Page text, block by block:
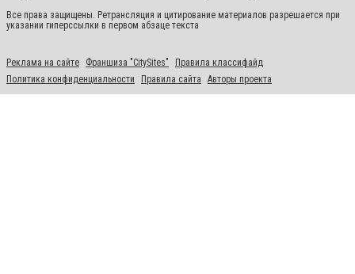
Все права защищены. Ретрансляция и цитирование материалов разрешается при
указании гиперссылки в первом абзаце текста
Реклама на сайте Франшиза "CitySites"
Правила классифайд
Политика конфиденциальности
Правила сайта Авторы проекта